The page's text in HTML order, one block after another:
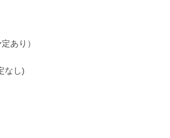
あり）
なし)